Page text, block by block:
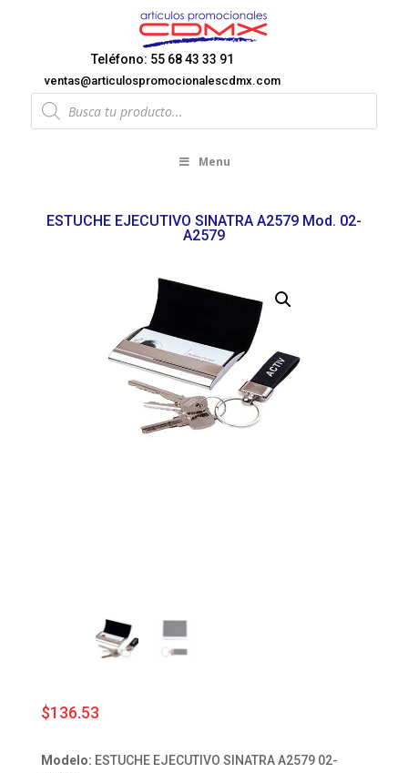
Teléfono: 55 68 43 33 91
ventas@articulospromocionalescdmx.com
Products
search
Menu
ESTUCHE EJECUTIVO SINATRA A2579 Mod. 02-
A2579
$136.53
Modelo: ESTUCHE EJECUTIVO SINATRA A2579 02-